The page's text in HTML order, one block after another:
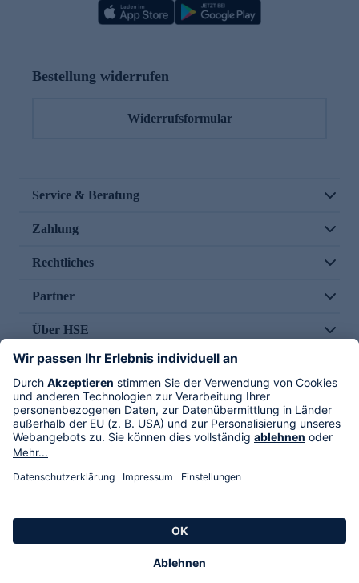
Bestellung widerrufen
Widerrufsformular
Service & Beratung
Zahlung
Rechtliches
Partner
Über HSE
Im TV
HSE International